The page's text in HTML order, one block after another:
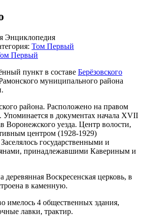
Энциклопедия
Том Первый
Первый
пункт в составе Берёзовского
муниципального района
района. Расположено на правом
Упоминается в документах начала XVII
Воронежского уезда. Центр волости,
центром (1928-1929)
государственными и
принадлежавшими Кавериным и
деревянная Воскресенская церковь, в
в каменную.
имелось 4 общественных здания,
лавки, трактир.